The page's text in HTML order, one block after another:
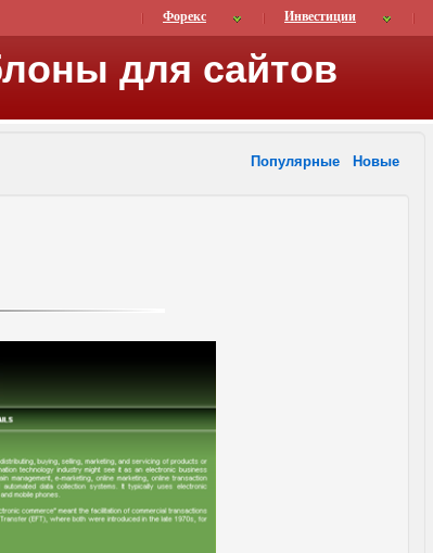
Форекс Инвестиции
для сайтов
Популярные Новые